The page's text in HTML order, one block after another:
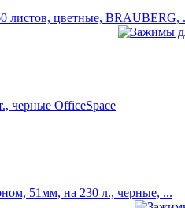
листов, цветные, BRAUBERG,
черные OfficeSpace
51мм, на 230 л., черные, ...